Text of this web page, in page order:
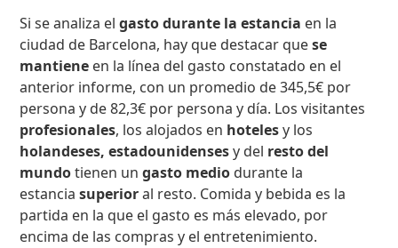
Si se analiza elgasto durante la estancia en la
ciudad de Barcelona, hay que destacar quese
mantiene en la línea del gasto constatado en el
anterior informe, con un promedio de 345,5€ por
persona y de 82,3€ por persona y día. Los visitantes
profesionales, los alojados en hotelesy los
holandeses, estadounidensesy del resto del
mundotienen ungasto medio durante la
estanciasuperioral resto. Comida y bebida es la
partida en la que el gasto es más elevado, por
encima de las compras y el entretenimiento.